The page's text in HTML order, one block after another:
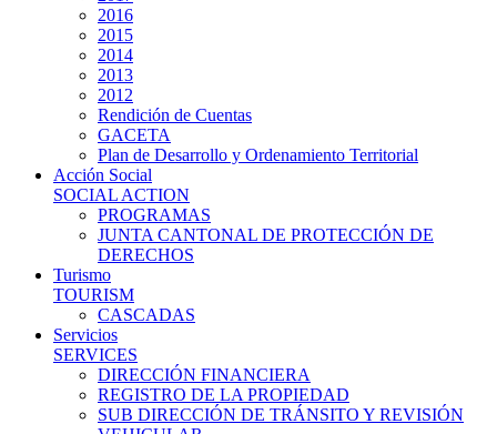
2016
2015
2014
2013
2012
Rendición de Cuentas
GACETA
Plan de Desarrollo y Ordenamiento Territorial
Acción Social
SOCIAL ACTION
PROGRAMAS
JUNTA CANTONAL DE PROTECCIÓN DE
DERECHOS
Turismo
TOURISM
CASCADAS
Servicios
SERVICES
DIRECCIÓN FINANCIERA
REGISTRO DE LA PROPIEDAD
SUB DIRECCIÓN DE TRÁNSITO Y REVISIÓN